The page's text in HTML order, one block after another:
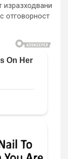
отговорност